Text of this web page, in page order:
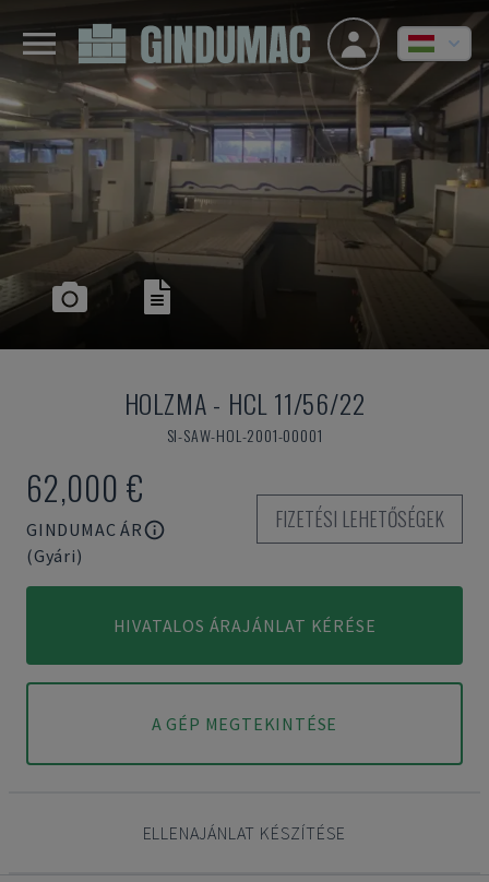
HOLZMA- HCL 11/56/22
SI-SAW-HOL-2001-00001
62,000 €
GINDUMAC ÁR
(Gyári)
FIZETÉSI LEHETŐSÉGEK
HIVATALOS ÁRAJÁNLAT KÉRÉSE
A GÉP MEGTEKINTÉSE
ELLENAJÁNLAT KÉSZÍTÉSE